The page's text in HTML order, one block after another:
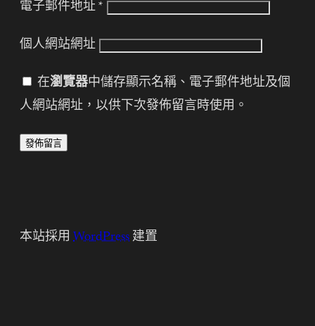
電子郵件地址 *
個人網站網址
在瀏覽器中儲存顯示名稱、電子郵件地址及個
人網站網址，以供下次發佈留言時使用。
本站採用 WordPress 建置